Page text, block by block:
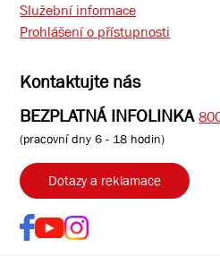
Služební informace
Prohlášení o přístupnosti
Kontaktujte nás
BEZPLATNÁ INFOLINKA
(pracovní dny 6 - 18 hodin)
Dotazy a reklamace